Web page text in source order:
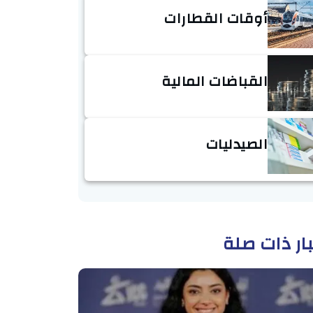
أوقات القطارات
القباضات المالية
الصيدليات
ذات صلة